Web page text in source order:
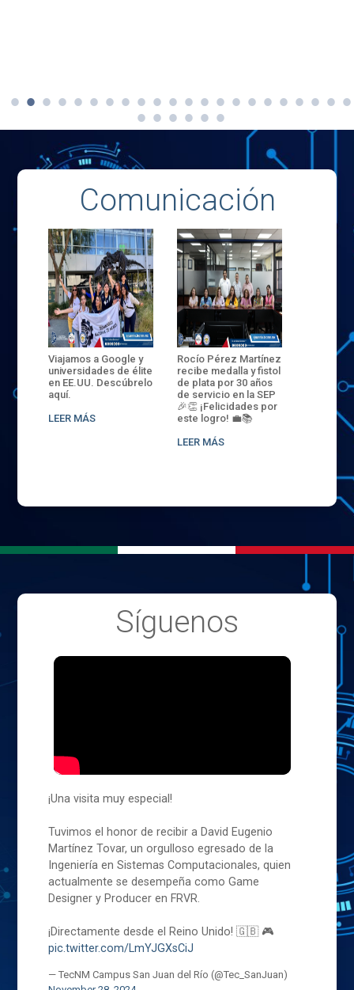
Comunicación
Viajamos a Google y
universidades de élite
en EE.UU. Descúbrelo
aquí.
LEER MÁS
Rocío Pérez Martínez
recibe medalla y fistol
de plata por 30 años
de servicio en la SEP
🎉👏 ¡Felicidades por
este logro! 💼📚
LEER MÁS
ENECB-
del
batalla.
32
sede
Síguenos
¡Una visita muy especial!
Tuvimos el honor de recibir a David Eugenio
Martínez Tovar, un orgulloso egresado de la
Ingeniería en Sistemas Computacionales, quien
actualmente se desempeña como Game
Designer y Producer en FRVR.
¡Directamente desde el Reino Unido! 🇬🇧 🎮
pic.twitter.com/LmYJGXsCiJ
— TecNM Campus San Juan del Río (@Tec_SanJuan)